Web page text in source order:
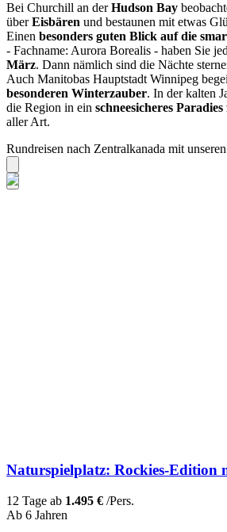
Bei Churchill an derHudson Bay
überEisbären und bestaunen mit etwas
Einen besonders guten Blick auf die
- Fachname: Aurora Borealis - haben Sie
März. Dann nämlich sind die Nächte
Auch Manitobas Hauptstadt Winnipeg
besonderen Winterzauber. In der kalten
die Region in ein schneesicheres
aller Art.
Rundreisen nach Zentralkanada mit
Naturspielplatz: Rockies-Edition
12 Tage ab 1.495 € /Pers.
Ab 6 Jahren